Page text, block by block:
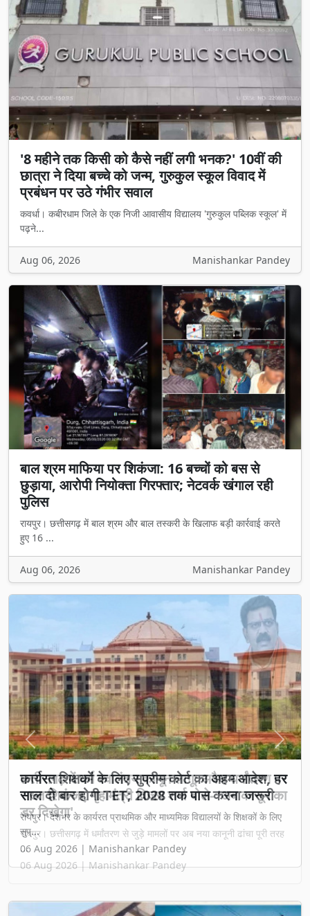
'8 महीने तक किसी को कैसे नहीं लगी भनक?' 10वीं की
छात्रा ने दिया बच्चे को जन्म, गुरुकुल स्कूल विवाद में
प्रबंधन पर उठे गंभीर सवाल
कवर्धा। कबीरधाम जिले के एक निजी आवासीय विद्यालय 'गुरुकुल पब्लिक स्कूल' में
पढ़ने...
Aug 06, 2026 Manishankar Pandey
बाल श्रम माफिया पर शिकंजा: 16 बच्चों को बस से
छुड़ाया, आरोपी नियोक्ता गिरफ्तार; नेटवर्क खंगाल रही
पुलिस
रायपुर। छत्तीसगढ़ में बाल श्रम और बाल तस्करी के खिलाफ बड़ी कार्रवाई करते
हुए 16 ...
Aug 06, 2026 Manishankar Pandey
छत्तीसगढ़ में धर्म स्वातंत्र्य कानून लागू: अवैध धर्मांतरण पर
सख्त शिकंजा, गृह मंत्री विजय शर्मा बोले- 'अब कानून का
डर दिखेगा'
रायपुर। छत्तीसगढ़ में धर्मांतरण से जुड़े मामलों पर अब नया कानूनी ढांचा पूरी तरह
...
06 Aug 2026 | Manishankar Pandey
Previous Next